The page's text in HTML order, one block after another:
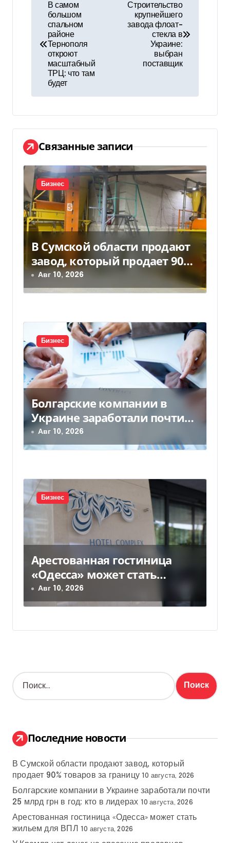
в
ц
и
я
п
о
з
а
п
и
с
я
м
В самом
большом
спальном
районе
Тернополя
откроют
масштабный
ТРЦ: что там
будет
Строительство
крупнейшего
завода флоат-
стекла в
Украине:
выбран
поставщик
Связанные записи
Бизнес
В Сумской области продают
завод, который продает 90%
товаров за границу
Авг 10, 2026
Бизнес
Болгарские компании в
Украине заработали почти
25 млрд грн в год: кто в
лидерах
Авг 10, 2026
Бизнес
Арестованная гостиница
«Одесса» может стать
жильем для ВПЛ
Авг 10, 2026
Н
а
:
Последние новости
В Сумской области продают завод, который
продает 90% товаров за границу 10 августа, 2026
Болгарские компании в Украине заработали почти
25 млрд грн в год: кто в лидерах 10 августа, 2026
Арестованная гостиница «Одесса» может стать
жильем для ВПЛ
10 августа, 2026